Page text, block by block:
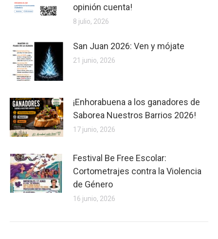
opinión cuenta!
8 julio, 2026
San Juan 2026: Ven y mójate
21 junio, 2026
¡Enhorabuena a los ganadores de
Saborea Nuestros Barrios 2026!
17 junio, 2026
Festival Be Free Escolar:
Cortometrajes contra la Violencia
de Género
16 junio, 2026